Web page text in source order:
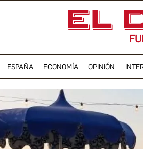
ESPAÑA ECONOMÍA OPINIÓN